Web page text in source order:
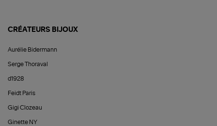
CRÉATEURS BIJOUX
Aurélie Bidermann
Serge Thoraval
d1928
Feidt Paris
Gigi Clozeau
Ginette NY